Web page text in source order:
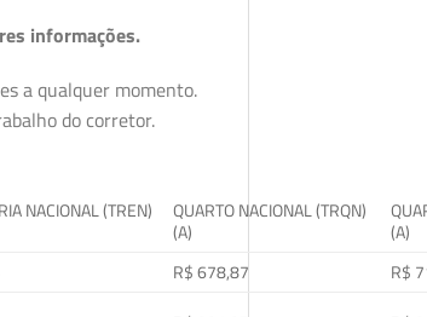
informações.
a qualquer momento.
do corretor.
NACIONAL (TREN)
QUARTO NACIONAL (TRQN)
(A)
(A)
R$ 678,87
R$